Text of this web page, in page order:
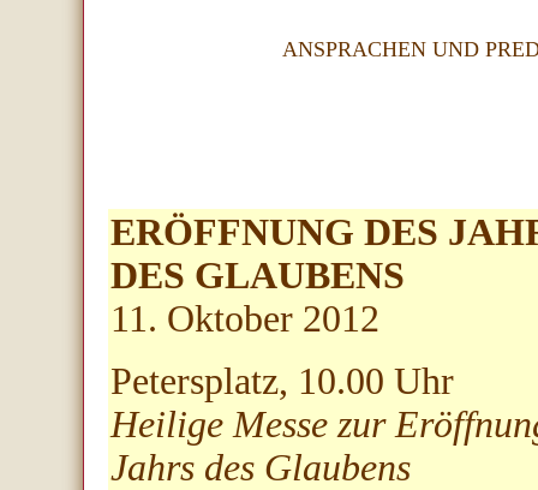
ANSPRACHEN UND
ERÖFFNUNG DES
DES GLAUBENS
11. Oktober 2012
Petersplatz, 10.00 Uhr
Heilige Messe zur
Jahrs des Glaubens